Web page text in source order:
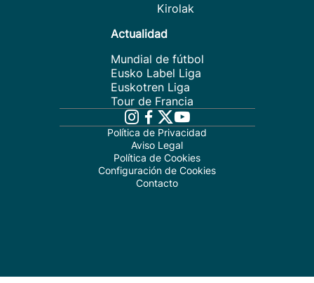
Kirolak
Actualidad
Mundial de fútbol
Eusko Label Liga
Euskotren Liga
Tour de Francia
Política de Privacidad
Aviso Legal
Política de Cookies
Configuración de Cookies
Contacto